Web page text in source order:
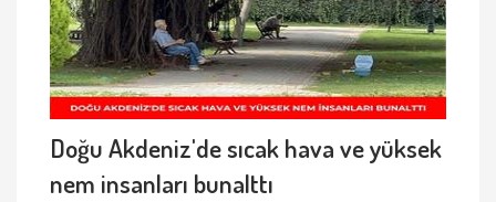
Doğu Akdeniz'de sıcak hava ve yüksek
nem insanları bunalttı